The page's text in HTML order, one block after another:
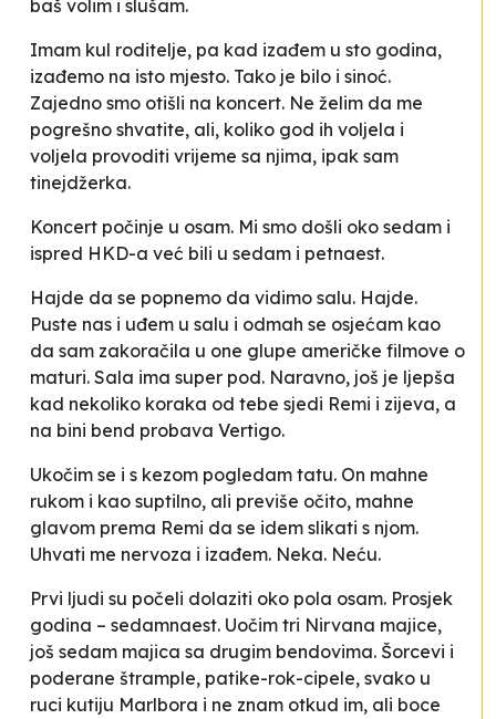
baš volim i slušam.
Imam kul roditelje, pa kad izađem u sto godina,
izađemo na isto mjesto. Tako je bilo i sinoć.
Zajedno smo otišli na koncert. Ne želim da me
pogrešno shvatite, ali, koliko god ih voljela i
voljela provoditi vrijeme sa njima, ipak sam
tinejdžerka.
Koncert počinje u osam. Mi smo došli oko sedam i
ispred HKD-a već bili u sedam i petnaest.
Hajde da se popnemo da vidimo salu. Hajde.
Puste nas i uđem u salu i odmah se osjećam kao
da sam zakoračila u one glupe američke filmove o
maturi. Sala ima super pod. Naravno, još je ljepša
kad nekoliko koraka od tebe sjedi Remi i zijeva, a
na bini bend probava Vertigo.
Ukočim se i s kezom pogledam tatu. On mahne
rukom i kao suptilno, ali previše očito, mahne
glavom prema Remi da se idem slikati s njom.
Uhvati me nervoza i izađem. Neka. Neću.
Prvi ljudi su počeli dolaziti oko pola osam. Prosjek
godina – sedamnaest. Uočim tri Nirvana majice,
još sedam majica sa drugim bendovima. Šorcevi i
poderane štrample, patike-rok-cipele, svako u
ruci kutiju Marlbora i ne znam otkud im, ali boce